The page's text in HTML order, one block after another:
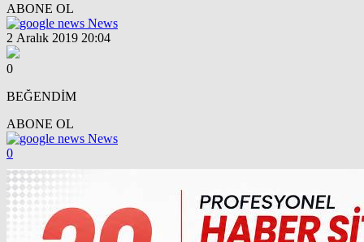
ABONE OL
News
2 Aralık 2019 20:04
0
BEĞENDİM
ABONE OL
News
0